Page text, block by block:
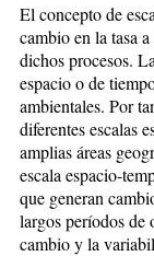
El concepto de
cambio en la tasa
dichos procesos.
espacio o de
ambientales. Por
diferentes escalas
amplias áreas
escala espacio-
que generan
largos períodos de
cambio y la